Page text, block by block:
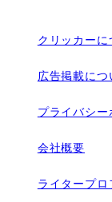
クリッカーに
広告掲載につ
プライバシー
会社概要
ライタープ